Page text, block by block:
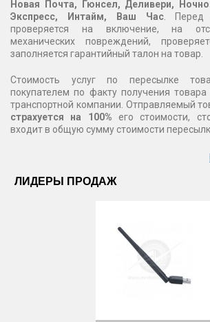
Новая Почта, Гюнсел, Деливери,
Экспресс, Интайм, Ваш Час. Перед
проверяется на включение, на
механических повреждений,
заполняется гарантийный талон на товар.
Стоимость услуг по пересылке
покупателем по факту получения
транспортной компании. Отправляемый
страхуется на 100% его стоимости,
входит в общую сумму стоимости
ЛИДЕРЫ ПРОДАЖ